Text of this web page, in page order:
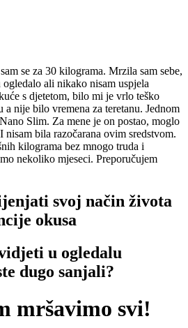
se za 30 kilograma. Mrzila sam sebe,
ali nikako nisam uspjela
s djetetom, bilo mi je vrlo teško
a nije bilo vremena za teretanu. Jednom
Slim. Za mene je on postao, moglo
nisam bila razočarana ovim sredstvom.
kilograma bez mnogo truda i
nekoliko mjeseci. Preporučujem
svoj način života
okusa
u ogledalu
dugo sanjali?
mršavimo svi!